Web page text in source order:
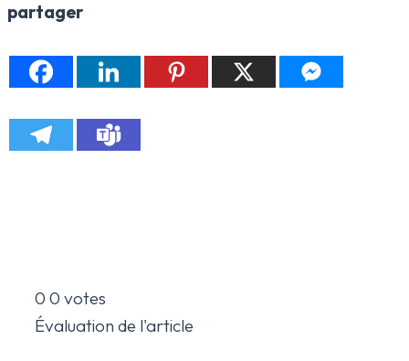
partager
0 0 votes
Évaluation de l'article